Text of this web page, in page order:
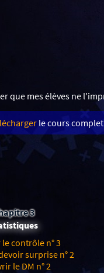
que mes élèves ne
le cours complet
3
contrôle n° 3
surprise n° 2
le DM n° 2